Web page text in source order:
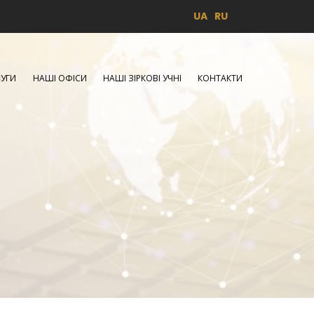
UA RU
НАШІ ОФІСИ НАШІ ЗІРКОВІ УЧНІ КОНТАКТИ